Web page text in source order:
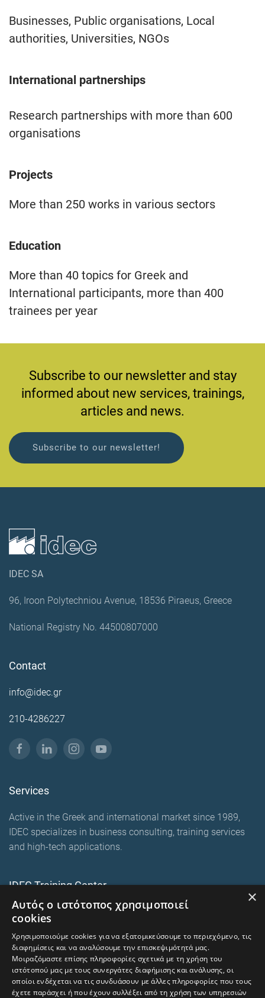
Businesses, Public organisations, Local
authorities, Universities, NGOs
International partnerships
Research partnerships with more than 600
organisations
Projects
More than 250 works in various sectors
Education
More than 40 topics for Greek and
International participants, more than 400
trainees per year
Subscribe to our newsletter and stay
informed about new services, trainings,
articles and news.
Subscribe to our newsletter!
IDEC SA
96, Iroon Polytechniou Avenue, 18536 Piraeus, Greece
National Registry No. 44500807000
Contact
info@idec.gr
210-4286227
Services
Active in the Greek and international market since 1989,
IDEC specializes in business consulting, training services
and high-tech applications.
IDEC Training Center
European training programmes
On-premise corporate seminars
trainingcentre.gr
×
Αυτός ο ιστότοπος χρησιμοποιεί
cookies
Χρησιμοποιούμε cookies για να εξατομικεύσουμε το περιεχόμενο, τις
διαφημίσεις και να αναλύσουμε την επισκεψιμότητά μας.
Μοιραζόμαστε επίσης πληροφορίες σχετικά με τη χρήση του
ιστότοπού μας με τους συνεργάτες διαφήμισης και ανάλυσης, οι
οποίοι ενδέχεται να τις συνδυάσουν με άλλες πληροφορίες που τους
έχετε παράσχει ή που έχουν συλλέξει από τη χρήση των υπηρεσιών